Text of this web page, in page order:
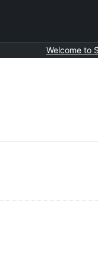
Welcome to